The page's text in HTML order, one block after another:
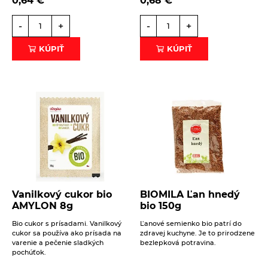
- +
KÚPIŤ
- +
KÚPIŤ
Vanilkový cukor bio
AMYLON 8g
Bio cukor s prísadami. Vanilkový
cukor sa používa ako prísada na
varenie a pečenie sladkých
pochúťok.
BIOMILA Ľan hnedý
bio 150g
Ľanové semienko bio patrí do
zdravej kuchyne. Je to prirodzene
bezlepková potravina.